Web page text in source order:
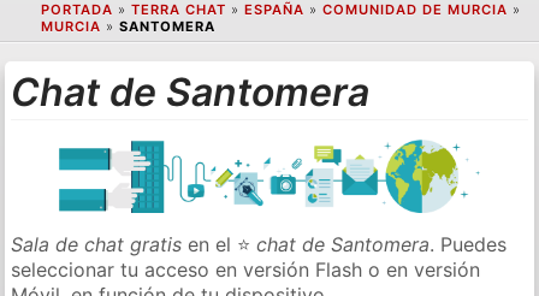
PORTADA » TERRA CHAT » ESPAÑA » COMUNIDAD DE MURCIA »
MURCIA » SANTOMERA
Chat de Santomera
Sala de chat gratis en el ⭐chat de Santomera. Puedes
seleccionar tu acceso en versión Flash o en versión